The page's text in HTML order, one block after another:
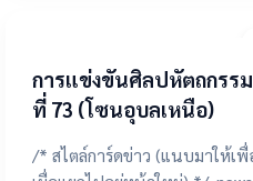
การแข่งขันศิลปหัตถกรร
ที่ 73 (โซนอุบลเหนือ)
/* สไตล์การ์ดข่าว (แนบมาให้เพื่